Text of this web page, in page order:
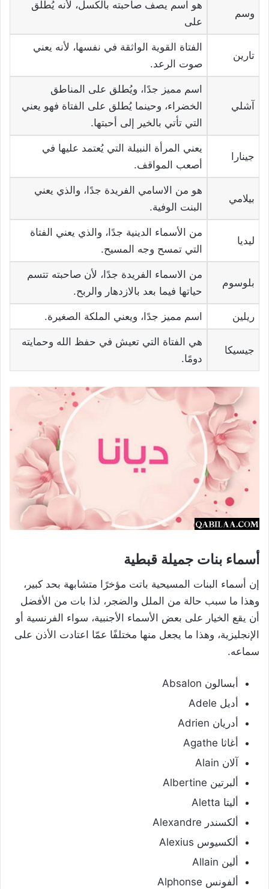
وسم
هو اسم يصف صاحبته بالكسل، لأنه يُطلق
على
تارين
الفتاة القوية الواثقة في نفسها، لأنه يعني
صوت الرعد.
آشلي
اسم مميز جدًا، ويُطلق على المناطق
الخضراء، وحينما يُطلق على الفتاة فهو يعني
التي تأتي بالخير إلى أحبتها.
جينارا
يعني المرأة النبيلة التي يُعتمد عليها في
أصعب المواقف.
بيلامي
هو من الاسامي الفريدة جدًا، والذي يعني
البنت الوفية.
ليديا
من الأسماء الدينية جدًا، والذي يعني الفتاة
التي تمسح وجه المسيح.
بلوسوم
من الاسماء الفريدة جدًا، لأن صاحبته تتسم
حياتها فيما بعد بالازدهار والربح.
ريلين اسم مميز جدًا، ويعني الملكة الصغيرة.
جيسيكا
هي الفتاة التي تعيش في حفظ الله وحمايته
دومًا.
أسماء بنات جميلة قبطية
إن أسماء البنات المسيحية باتت مؤخرًا متشابهة بحد كبير،
وهذا ما سبب حالة من الملل والضجر، لذا بات من الأفضل
أن يقع الخيار على بعض الأسماء الأجنبية، سواء الفرنسية أو
الإنجليزية، وهذا ما يجعل منها مختلفًا عمّا اعتادت الأذن على
سماعه.
أبسالون Absalon
أديل Adele
أدريان Adrien
أغاثا Agathe
آلان Alain
ألبرتين Albertine
أليتا Aletta
ألكسندر Alexandre
ألكسيوس Alexius
ألين Allain
ألفونس Alphonse